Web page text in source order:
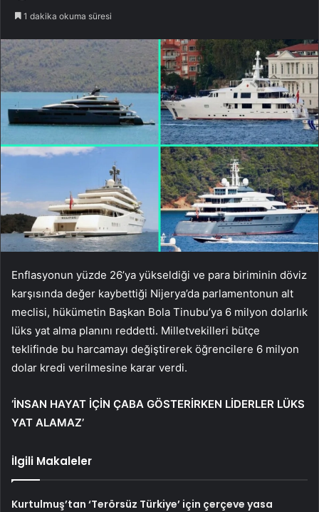
1 dakika okuma süresi
Enflasyonun yüzde 26’ya yükseldiği ve para biriminin döviz
karşısında değer kaybettiği Nijerya’da parlamentonun alt
meclisi, hükümetin Başkan Bola Tinubu’ya 6 milyon dolarlık
lüks yat alma planını reddetti. Milletvekilleri bütçe
teklifinde bu harcamayı değiştirerek öğrencilere 6 milyon
dolar kredi verilmesine karar verdi.
‘İNSAN HAYAT İÇİN ÇABA GÖSTERİRKEN LİDERLER LÜKS
YAT ALAMAZ’
İlgili Makaleler
Kurtulmuş’tan ‘Terörsüz Türkiye’ için çerçeve yasa